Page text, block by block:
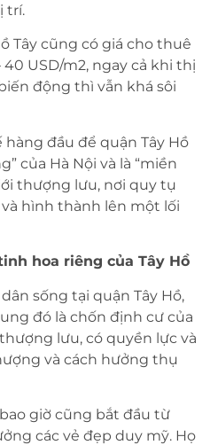
trí.
Tây cũng có giá cho thuê
USD/m2, ngay cả khi thị
động thì vẫn khá sôi
đầu để quận Tây Hồ
của Hà Nội và là “miền
thượng lưu, nơi quy tụ
hình thành lên một lối
hoa riêng của Tây Hồ
sống tại quận Tây Hồ,
đó là chốn định cư của
lưu, có quyền lực và
và cách hưởng thụ
giờ cũng bắt đầu từ
các vẻ đẹp duy mỹ. Họ